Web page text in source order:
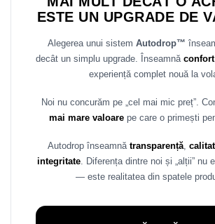
ESTE UN UPGRADE DE
Alegerea unui sistem Autodrop™
decât un simplu upgrade. Înseamnă confort
experiență complet nouă la
Noi nu concurăm pe „cel mai mic preț”.
mai mare valoare pe care o primești
Autodrop înseamnă transparență,
integritate. Diferența dintre noi și „alții” nu
— este realitatea din spatele